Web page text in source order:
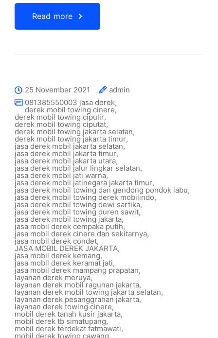
Read more
25 November 2021
admin
081385550003 jasa derek,
derek mobil towing cinere,
derek mobil towing cipulir,
derek mobil towing ciputat,
derek mobil towing jakarta selatan,
derek mobil towing jakarta timur,
jasa derek mobil jakarta selatan,
jasa derek mobil jakarta timur,
jasa derek mobil jakarta utara,
jasa derek mobil jalur lingkar selatan,
jasa derek mobil jati warna,
jasa derek mobil jatinegara jakarta timur,
jasa derek mobil towing dan gendong pondok labu,
jasa derek mobil towing derek mobilindo,
jasa derek mobil towing dewi sartika,
jasa derek mobil towing duren sawit,
jasa derek mobil towing jakarta,
jasa mobil derek cempaka putih,
jasa mobil derek cinere dan sekitarnya,
jasa mobil derek condet,
JASA MOBIL DEREK JAKARTA,
jasa mobil derek kemang,
jasa mobil derek keramat jati,
jasa mobil derek mampang prapatan,
layanan derek meruya,
layanan derek mobil ragunan jakarta,
layanan derek mobil towing jakarta selatan,
layanan derek pesanggrahan jakarta,
layanan derek towing cinere,
mobil derek tanah kusir jakarta,
mobil derek tb simatupang,
mobil derek terdekat fatmawati,
mobil derek towing cawang,